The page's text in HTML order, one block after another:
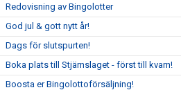
Redovisning av Bingolotter
God jul & gott nytt år!
Dags för slutspurten!
Boka plats till Stjärnslaget - först till kvarn!
Boosta er Bingolottoförsäljning!